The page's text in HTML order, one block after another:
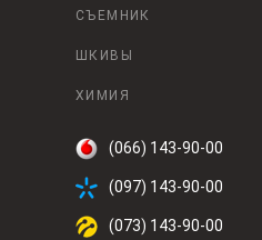
СЪЕМНИК
ШКИВЫ
ХИМИЯ
(066) 143-90-00
(097) 143-90-00
(073) 143-90-00